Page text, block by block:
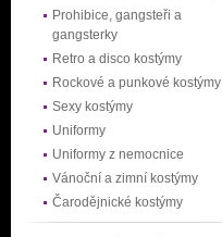
Prohibice, gangsteři a
gangsterky
Retro a disco kostýmy
Rockové a punkové kostýmy
Sexy kostýmy
Uniformy
Uniformy z nemocnice
Vánoční a zimní kostýmy
Čarodějnické kostýmy